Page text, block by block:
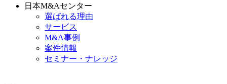
日本M&Aセンター
選ばれる理由
サービス
M&A事例
案件情報
セミナー・ナレッジ